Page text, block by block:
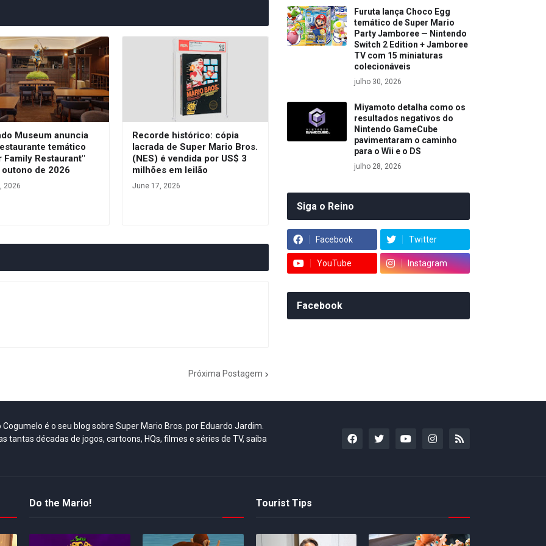
Museum anuncia
temático
Family Restaurant"
outono de 2026
2026
Recorde histórico: cópia
lacrada de Super Mario Bros.
(NES) é vendida por US$ 3
milhões em leilão
June 17, 2026
Próxima Postagem
Furuta lança Choco Egg
temático de Super Mario
Party Jamboree — Nintendo
Switch 2 Edition + Jamboree
TV com 15 miniaturas
colecionáveis
julho 30, 2026
Miyamoto detalha como os
resultados negativos do
Nintendo GameCube
pavimentaram o caminho
para o Wii e o DS
julho 28, 2026
Siga o Reino
Facebook Twitter
YouTube Instagram
Facebook
é o seu blog sobre Super Mario Bros. por Eduardo Jardim.
tantas décadas de jogos, cartoons, HQs, filmes e séries de TV, saiba
Do the Mario! Tourist Tips